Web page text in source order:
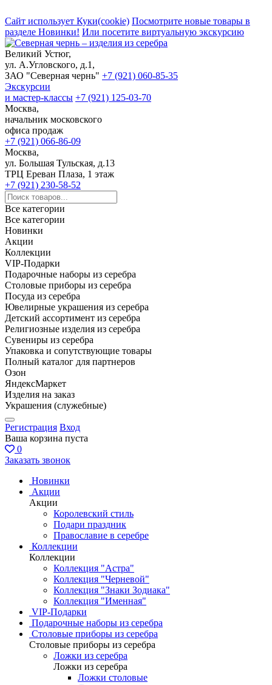
Сайт использует Куки(cookie) Посмотрите новые товары в
разделе Новинки! Или посетите виртуальную экскурсию
Великий Устюг,
ул. А.Угловского, д.1,
ЗАО "Северная чернь" +7 (921) 060-85-35
Экскурсии
и мастер-классы +7 (921) 125-03-70
Москва,
начальник московского
офиса продаж
+7 (921) 066-86-09
Москва,
ул. Большая Тульская, д.13
ТРЦ Ереван Плаза, 1 этаж
+7 (921) 230-58-52
Все категории
Все категории
Новинки
Акции
Коллекции
VIP-Подарки
Подарочные наборы из серебра
Столовые приборы из серебра
Посуда из серебра
Ювелирные украшения из серебра
Детский ассортимент из серебра
Религиозные изделия из серебра
Сувениры из серебра
Упаковка и сопутствующие товары
Полный каталог для партнеров
Озон
ЯндексМаркет
Изделия на заказ
Украшения (служебные)
Регистрация Вход
Ваша корзина пуста
0
Заказать звонок
Новинки
Акции
Акции
Королевский стиль
Подари праздник
Православие в серебре
Коллекции
Коллекции
Коллекция "Астра"
Коллекция "Черневой"
Коллекция "Знаки Зодиака"
Коллекция "Именная"
VIP-Подарки
Подарочные наборы из серебра
Столовые приборы из серебра
Столовые приборы из серебра
Ложки из серебра
Ложки из серебра
Ложки столовые